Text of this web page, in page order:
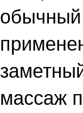
обычный
массаж